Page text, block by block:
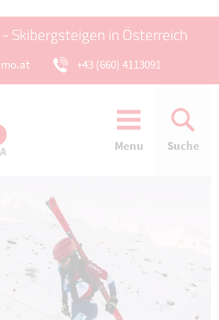
- Skibergsteigen in Österreich
+43 (660) 4113091
Menu Suche